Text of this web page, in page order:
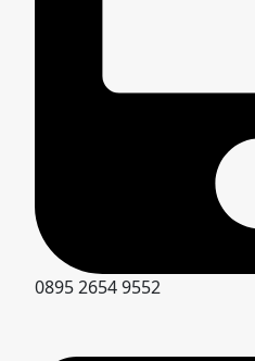
0895 2654 9552